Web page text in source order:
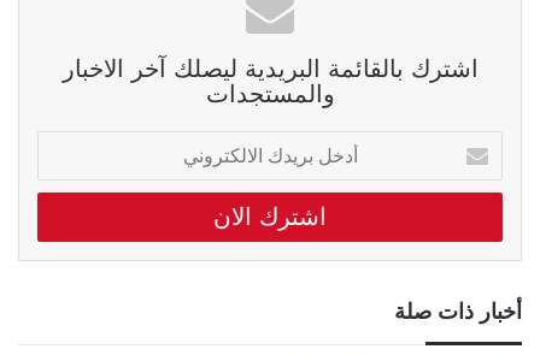
اشترك بالقائمة البريدية ليصلك آخر الاخبار
والمستجدات
أدخل
بريدك
الالكتروني
أخبار ذات صلة